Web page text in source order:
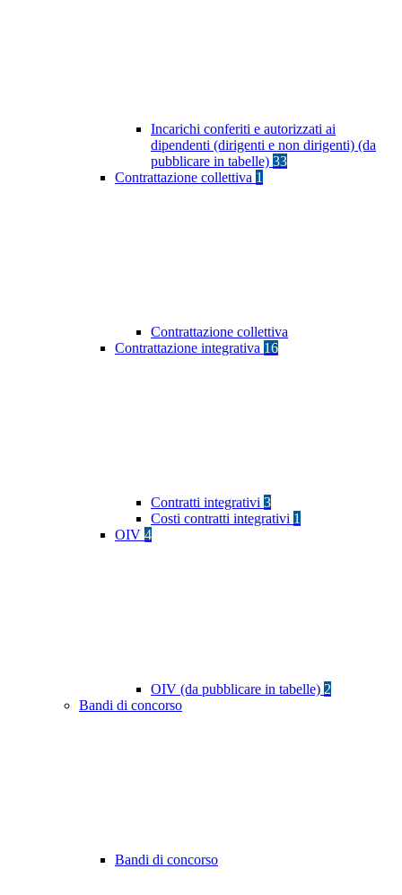
Incarichi conferiti e autorizzati ai
dipendenti (dirigenti e non dirigenti) (da
pubblicare in tabelle) 33
Contrattazione collettiva 1
Contrattazione collettiva
Contrattazione integrativa 16
Contratti integrativi 3
Costi contratti integrativi 1
OIV 4
OIV (da pubblicare in tabelle) 2
Bandi di concorso
Bandi di concorso